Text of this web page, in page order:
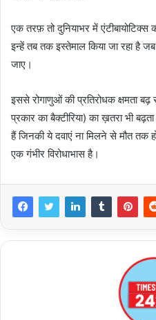
एक तरफ़ तो दुनियाभर में एंटीबायोटिक्स
इन्हें तब तक इस्तेमाल किया जा रहा है
जाए।
इससे रोगाणुओं की प्रतिरोधक क्षमता
प्रकार का बैक्टीरिया) का ख़तरा भी
हैं जिनकी ये दवाएं ना मिलने से मौत तक
एक गंभीर विरोधाभास है।